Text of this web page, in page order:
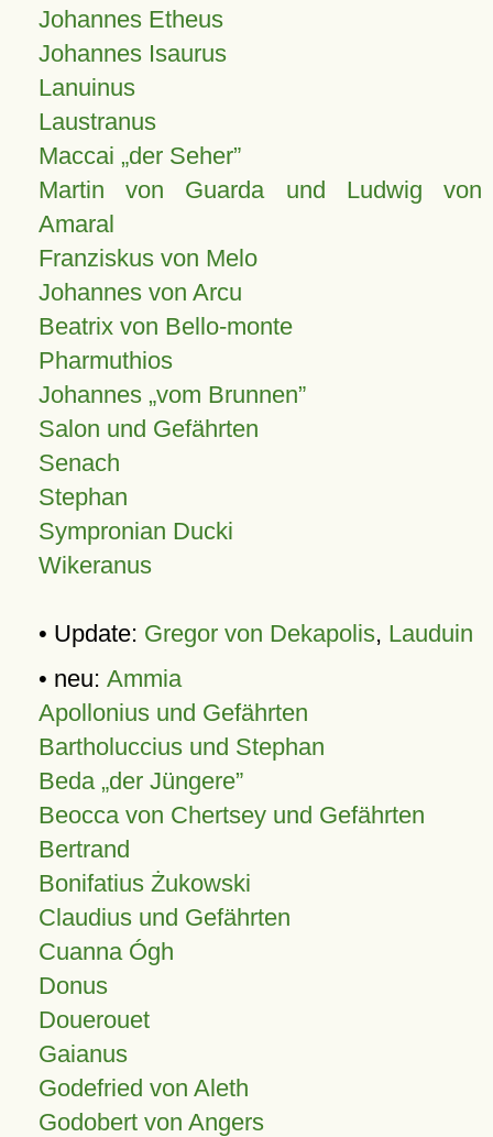
Johannes Etheus
Johannes Isaurus
Lanuinus
Laustranus
Maccai „der Seher”
Martin von Guarda und Ludwig von
Amaral
Franziskus von Melo
Johannes von Arcu
Beatrix von Bello-monte
Pharmuthios
Johannes vom Brunnen
Salon und Gefährten
Senach
Stephan
Sympronian Ducki
Wikeranus
• Update: Gregor von Dekapolis, Lauduin
• neu: Ammia
Apollonius und Gefährten
Bartholuccius und Stephan
Beda „der Jüngere”
Beocca von Chertsey und Gefährten
Bertrand
Bonifatius Żukowski
Claudius und Gefährten
Cuanna Ógh
Donus
Douerouet
Gaianus
Godefried von Aleth
Godobert von Angers